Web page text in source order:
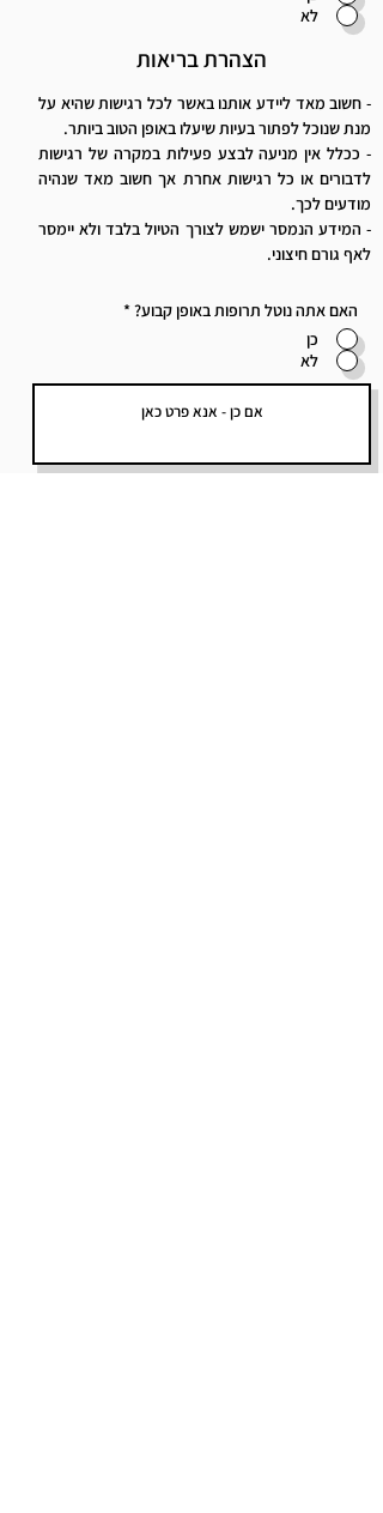
לא
הצהרת בריאות
- חשוב מאד ליידע אותנו באשר לכל רגישות שהיא על
מנת שנוכל לפתור בעיות שיעלו באופן הטוב ביותר.
- ככלל אין מניעה לבצע פעילות במקרה של רגישות
לדבורים או כל רגישות אחרת אך חשוב מאד שנהיה
מודעים לכך.
- המידע הנמסר ישמש לצורך הטיול בלבד ולא יימסר
לאף גורם חיצוני.
האם אתה נוטל תרופות באופן קבוע?*
כן
לא